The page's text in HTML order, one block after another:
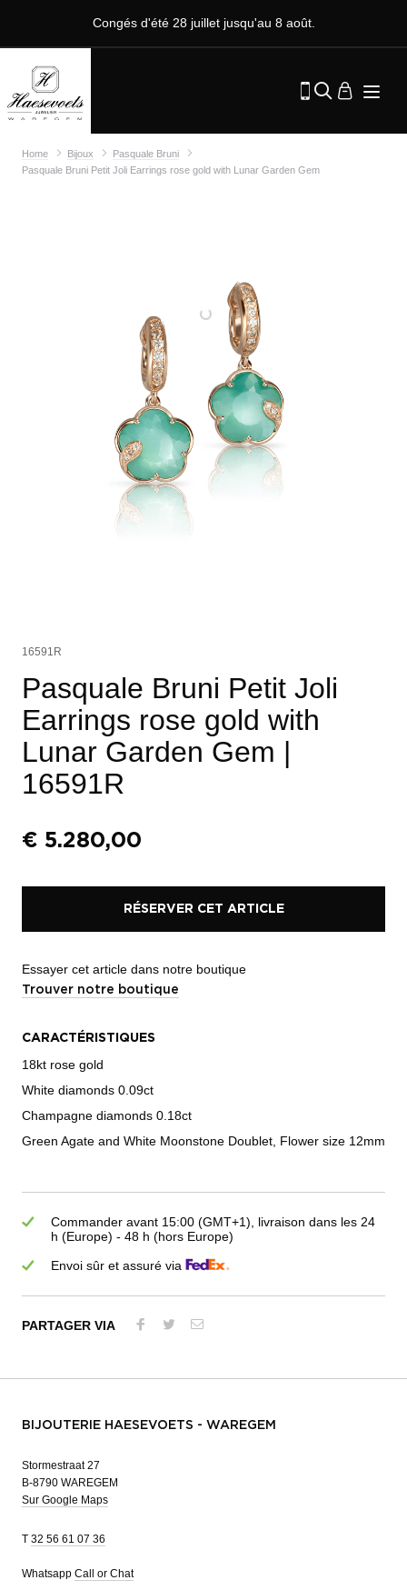
Congés d'été 28 juillet jusqu'au 8 août.
Home Bijoux
Pasquale Bruni
Pasquale Bruni Petit Joli Earrings rose gold with Lunar Garden Gem
16591R
Pasquale Bruni Petit Joli
Earrings rose gold with
Lunar Garden Gem |
16591R
€ 5.280,00
RÉSERVER CET ARTICLE
Essayer cet article dans notre boutique
Trouver notre boutique
CARACTÉRISTIQUES
18kt rose gold
White diamonds 0.09ct
Champagne diamonds 0.18ct
Green Agate and White Moonstone Doublet, Flower size 12mm
Commander avant 15:00 (GMT+1), livraison dans les 24
h (Europe) - 48 h (hors Europe)
Envoi sûr et assuré via
PARTAGER VIA
BIJOUTERIE HAESEVOETS - WAREGEM
Stormestraat 27
B-8790 WAREGEM
Sur Google Maps
T 32 56 61 07 36
Whatsapp Call or Chat